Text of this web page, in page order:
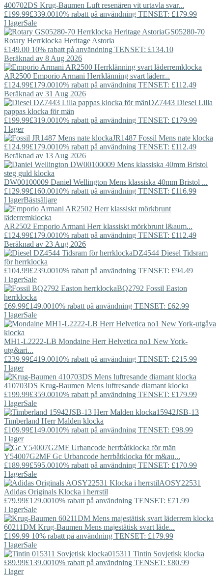
400702DS Krug-Baumen Luft resenären vit urtavla svar...
£199.99£339.0010% rabatt på användning TENSET: £179.99
I lagerSale
GS05280-70
Rotary Herrklocka Heritage Astoria
£149.00 10% rabatt på användning TENSET: £134.10
Beräknad av 8 Aug 2026
AR2500 Emporio Armani Herrklänning svart läderr...
£124.99£179.0010% rabatt på användning TENSET: £112.49
Beräknad av 31 Aug 2026
DZ7443 Diesel Lilla
pappas klocka för män
£199.99£319.0010% rabatt på användning TENSET: £179.99
I lager
JR1487 Fossil Mens nate klocka
£124.99£179.0010% rabatt på användning TENSET: £112.49
Beräknad av 13 Aug 2026
DW00100009 Daniel Wellington Mens klassiska 40mm Bristol ...
£129.99£160.0010% rabatt på användning TENSET: £116.99
I lagerBästsäljare
AR2502 Emporio Armani Herr klassiskt mörkbrunt l&aum...
£124.99£179.0010% rabatt på användning TENSET: £112.49
Beräknad av 23 Aug 2026
DZ4544 Diesel Tidsram
för herrklocka
£104.99£239.0010% rabatt på användning TENSET: £94.49
I lagerSale
BQ2792 Fossil Easton
herrklocka
£69.99£149.0010% rabatt på användning TENSET: £62.99
I lagerSale
MH1-L2222-LB Mondaine Herr Helvetica no1 New York-
utg&ari...
£239.99£419.0010% rabatt på användning TENSET: £215.99
I lager
410703DS Krug-Baumen Mens luftresande diamant klocka
£199.99£359.0010% rabatt på användning TENSET: £179.99
I lagerSale
15942JSB-13
Timberland Herr Malden klocka
£109.99£149.0010% rabatt på användning TENSET: £98.99
I lager
Y54007G2MF Gc Urbancode herrbåtklocka för m&au...
£189.99£595.0010% rabatt på användning TENSET: £170.99
I lagerSale
AOSY22531
Adidas Originals Klocka i herrstil
£79.99£129.0010% rabatt på användning TENSET: £71.99
I lagerSale
60211DM Krug-Baumen Mens majestätisk svart läde...
£199.99 10% rabatt på användning TENSET: £179.99
I lagerSale
015311 Tintin Sovjetisk klocka
£89.99£139.0010% rabatt på användning TENSET: £80.99
I lager